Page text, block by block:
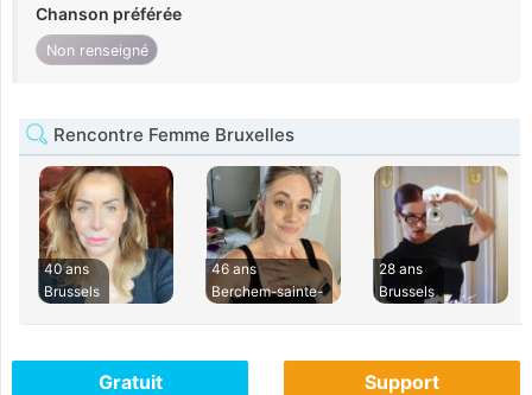
Chanson préférée
Non renseigné
Rencontre Femme Bruxelles
40 ans
Brussels
46 ans
Berchem-sainte-
28 ans
Brussels
Gratuit Support